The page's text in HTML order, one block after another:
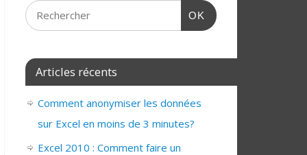
OK
Articles récents
Comment anonymiser les données
sur Excel en moins de 3 minutes?
Excel 2010 : Comment faire un